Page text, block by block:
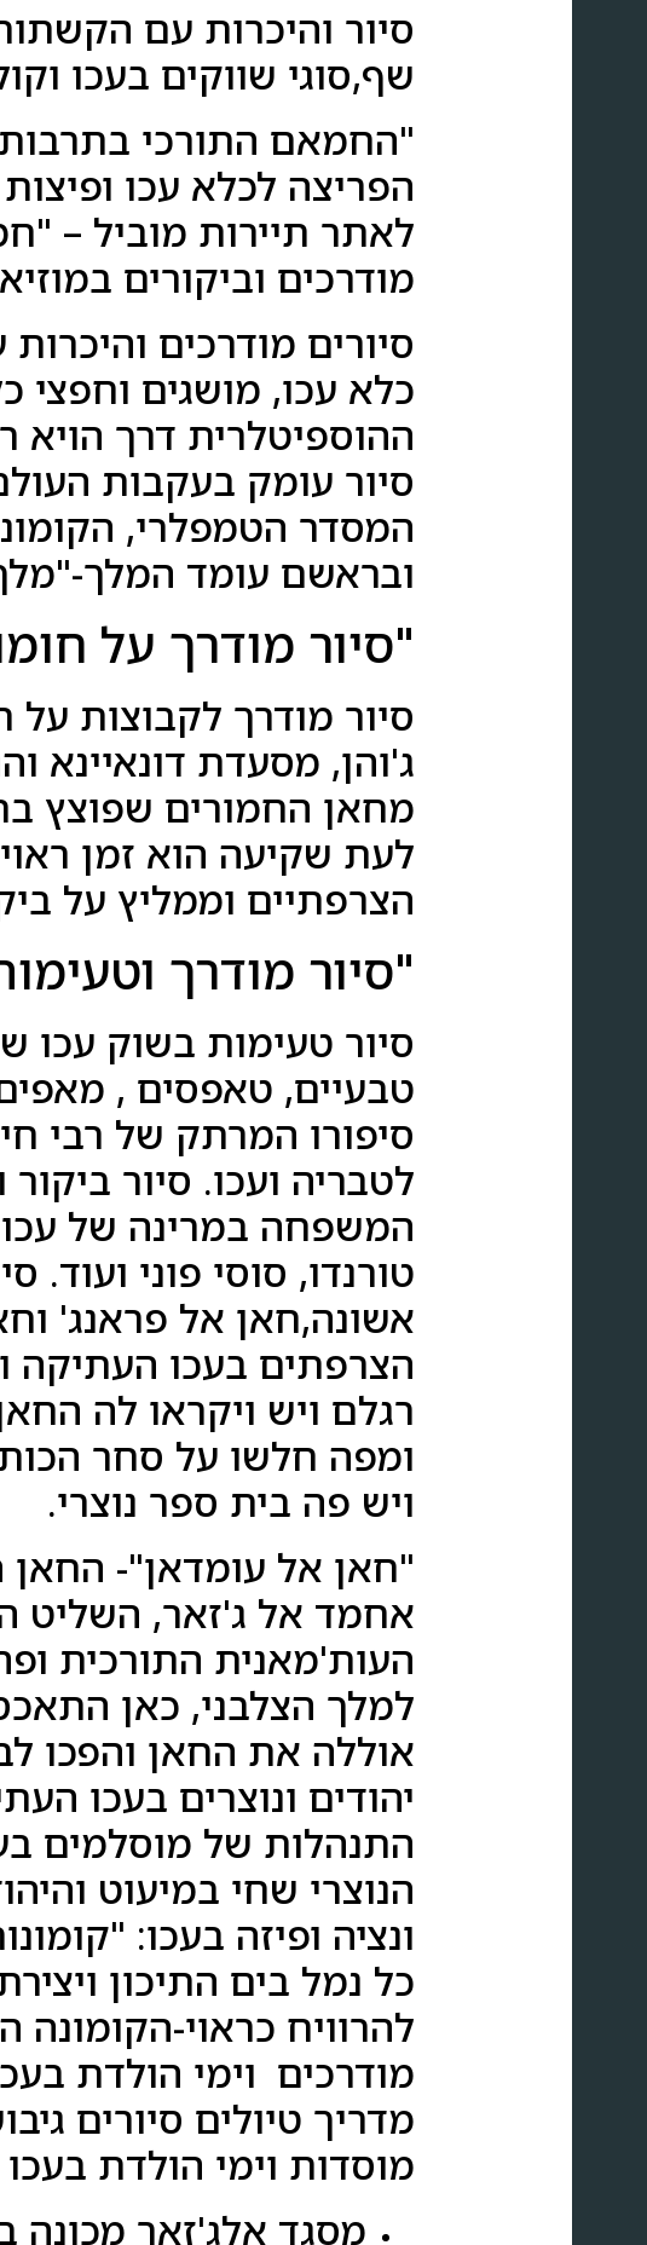
סיור והיכרות עם
שף,סוגי שווקים בעכו
"החמאם התורכי
הפריצה לכלא עכו
לאתר תיירות מוביל –
מודרכים וביקורים
סיורים מודרכים
כלא עכו, מושגים וחפצי
ההוספיטלרית דרך
סיור עומק בעקבות
המסדר הטמפלרי,
ובראשם עומד המלך-
"סיור מודרך על
סיור מודרך לקבוצות על
ג'והן, מסעדת דונאיינא
מחאן החמורים שפוצץ
לעת שקיעה הוא זמן
הצרפתיים וממליץ על
"סיור מודרך
סיור טעימות בשוק עכו
טבעיים, טאפסים ,
סיפורו המרתק של רבי
לטבריה ועכו. סיור
המשפחה במרינה של
טורנדו, סוסי פוני ועוד.
אשונה,חאן אל פראנג'
הצרפתים בעכו העתיקה
רגלם ויש ויקראו לה
ויש פה בית ספר נוצרי.
אחמד אל ג'זאר, השליט
העות'מאנית התורכית
אוללה את החאן והפכו
יהודים ונוצרים בעכו
התנהלות של מוסלמים
הנוצרי שחי במיעוט
ונציה ופיזה בעכו:
כל נמל בים התיכון
להרוויח כראוי-הקומונה
מודרכים וימי הולדת
מדריך טיולים סיורים
מוסדות וימי הולדת
מסגד אלג'זאר